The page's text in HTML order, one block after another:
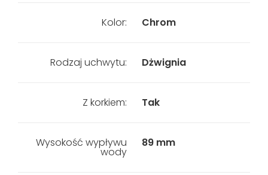
Kolor: Chrom
Rodzaj uchwytu: Dżwignia
Z korkiem: Tak
Wysokość wypływu
wody
89 mm